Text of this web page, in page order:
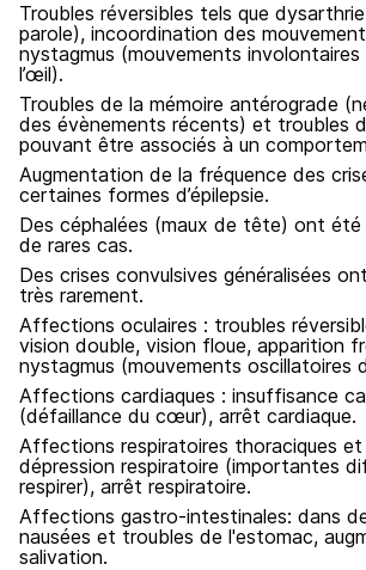
Troubles réversibles tels que
parole), incoordination des
nystagmus (mouvements
l’œil).
Troubles de la mémoire antérograde
des évènements récents) et troubles
pouvant être associés à un
Augmentation de la fréquence des
certaines formes d’épilepsie.
Des céphalées (maux de tête) ont été
de rares cas.
Des crises convulsives généralisées
très rarement.
Affections oculaires : troubles
vision double, vision floue, apparition
nystagmus (mouvements oscillatoires
Affections cardiaques : insuffisance
(défaillance du cœur), arrêt cardiaque.
Affections respiratoires thoraciques et
dépression respiratoire (importantes
respirer), arrêt respiratoire.
Affections gastro-intestinales: dans
nausées et troubles de l'estomac,
salivation.